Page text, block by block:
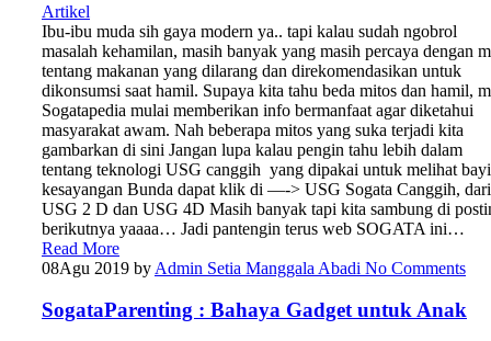
Artikel
Ibu-ibu muda sih gaya modern ya.. tapi kalau sudah ngobrol
masalah kehamilan, masih banyak yang masih percaya dengan
tentang makanan yang dilarang dan direkomendasikan untuk
dikonsumsi saat hamil. Supaya kita tahu beda mitos dan hamil,
Sogatapedia mulai memberikan info bermanfaat agar diketahui
masyarakat awam. Nah beberapa mitos yang suka terjadi kita
gambarkan di sini Jangan lupa kalau pengin tahu lebih dalam
tentang teknologi USG canggih yang dipakai untuk melihat bayi
kesayangan Bunda dapat klik di —-> USG Sogata Canggih, dari
USG 2 D dan USG 4D Masih banyak tapi kita sambung di
berikutnya yaaaa… Jadi pantengin terus web SOGATA ini…
Read More
08Agu 2019 by Admin Setia Manggala Abadi No Comments
SogataParenting : Bahaya Gadget untuk Anak